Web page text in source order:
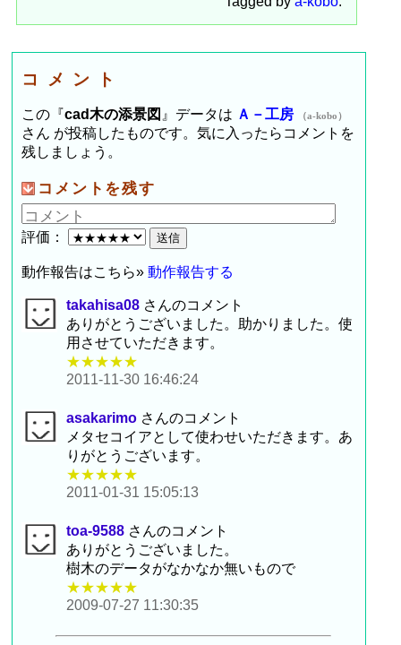
コメント
この『cad木の添景図 』データは Ａ－工房 （a-kobo）
さん が投稿したものです。気に入ったらコメントを
残しましょう。
コメントを残す
評価：
動作報告はこちら»動作報告する
takahisa08 さんのコメント
ありがとうございました。助かりました。使
用させていただきます。
★★★★★
2011-11-30 16:46:24
asakarimo さんのコメント
メタセコイアとして使わせいただきます。あ
りがとうございます。
★★★★★
2011-01-31 15:05:13
toa-9588 さんのコメント
ありがとうございました。
樹木のデータがなかなか無いもので
★★★★★
2009-07-27 11:30:35